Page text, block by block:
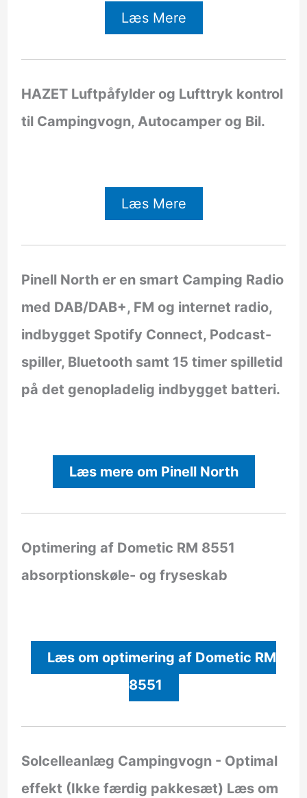
Læs Mere
HAZET Luftpåfylder og Lufttryk kontrol
til Campingvogn, Autocamper og Bil.
Læs Mere
Pinell North er en smart Camping Radio
med DAB/DAB+, FM og internet radio,
indbygget Spotify Connect, Podcast-
spiller, Bluetooth samt 15 timer spilletid
på det genopladelig indbygget batteri.
Læs mere om Pinell North
Optimering af Dometic RM 8551
absorptionskøle- og fryseskab
Læs om optimering af Dometic RM
8551
Solcelleanlæg Campingvogn - Optimal
effekt (Ikke færdig pakkesæt) Læs om